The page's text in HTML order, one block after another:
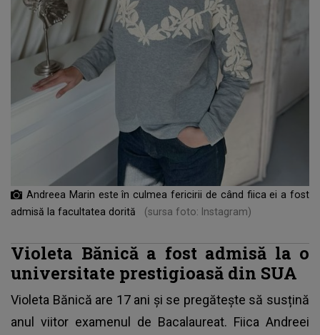
Andreea Marin este în culmea fericirii de când fiica ei a fost
admisă la facultatea dorită
(sursa foto: Instagram)
Violeta Bănică a fost admisă la o
universitate prestigioasă din SUA
Violeta Bănică are 17 ani și se pregătește să susțină
anul viitor examenul de Bacalaureat. Fiica Andreei